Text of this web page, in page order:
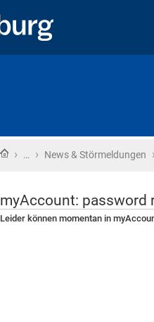
Startseite
› … › News & Störmeldungen ›
myAccount: password
Leider können momentan in